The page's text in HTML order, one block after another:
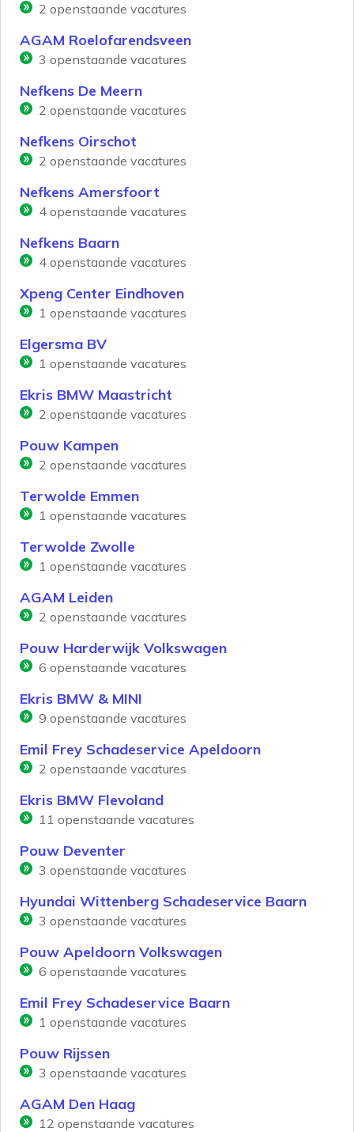
2 openstaande vacatures
AGAM Roelofarendsveen
3 openstaande vacatures
Nefkens De Meern
2 openstaande vacatures
Nefkens Oirschot
2 openstaande vacatures
Nefkens Amersfoort
4 openstaande vacatures
Nefkens Baarn
4 openstaande vacatures
Xpeng Center Eindhoven
1 openstaande vacatures
Elgersma BV
1 openstaande vacatures
Ekris BMW Maastricht
2 openstaande vacatures
Pouw Kampen
2 openstaande vacatures
Terwolde Emmen
1 openstaande vacatures
Terwolde Zwolle
1 openstaande vacatures
AGAM Leiden
2 openstaande vacatures
Pouw Harderwijk Volkswagen
6 openstaande vacatures
Ekris BMW & MINI
9 openstaande vacatures
Emil Frey Schadeservice Apeldoorn
2 openstaande vacatures
Ekris BMW Flevoland
11 openstaande vacatures
Pouw Deventer
3 openstaande vacatures
Hyundai Wittenberg Schadeservice Baarn
3 openstaande vacatures
Pouw Apeldoorn Volkswagen
6 openstaande vacatures
Emil Frey Schadeservice Baarn
1 openstaande vacatures
Pouw Rijssen
3 openstaande vacatures
AGAM Den Haag
12 openstaande vacatures